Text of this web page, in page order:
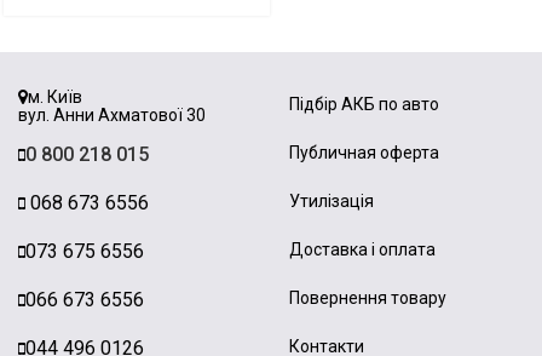
м. Київ
вул. Анни Ахматової 30
0 800 218 015
068 673 6556
073 675 6556
066 673 6556
044 496 0126
Підбір АКБ по авто
Публичная оферта
Утилізація
Доставка і оплата
Повернення товару
Контакти